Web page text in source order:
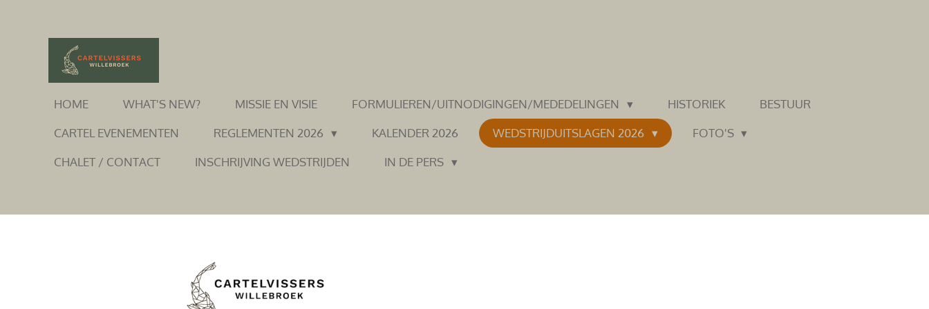
HOME WHAT'S NEW? MISSIE EN VISIE FORMULIEREN/UITNODIGINGEN/MEDEDELINGEN HISTORIEK
BESTUUR
CARTEL EVENEMENTEN
REGLEMENTEN 2026 KALENDER 2026 WEDSTRIJDUITSLAGEN 2026
FOTO'S
CHALET / CONTACT
INSCHRIJVING WEDSTRIJDEN IN DE PERS